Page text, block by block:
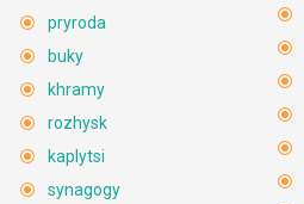
pryroda
buky
khramy
rozhysk
kaplytsi
synagogy